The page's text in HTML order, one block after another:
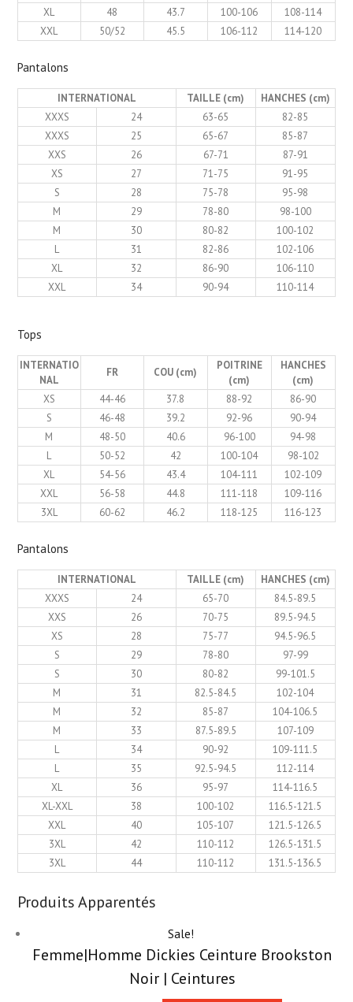
XL
48 43.7 100-106
108-114
XXL
50/52 45.5 106-112 114-120
Pantalons
INTERNATIONAL TAILLE (cm)
HANCHES (cm)
XXXS
24 63-65
82-85
XXXS
25 65-67
85-87
XXS
26 67-71
87-91
XS
27 71-75
91-95
S
28 75-78
95-98
M
29 78-80
98-100
M
30 80-82
100-102
L
31 82-86
102-106
XL
32 86-90
106-110
XXL
34 90-94 110-114
Tops
INTERNATIO
NAL
FR COU (cm)
POITRINE
(cm)
HANCHES
(cm)
XS
44-46 37.8 88-92
86-90
S
46-48 39.2 92-96
90-94
M
48-50 40.6 96-100
94-98
L
50-52 42 100-104
98-102
XL
54-56 43.4 104-111
102-109
XXL
56-58 44.8 111-118
109-116
3XL
60-62 46.2 118-125 116-123
Pantalons
INTERNATIONAL TAILLE (cm)
HANCHES (cm)
XXXS
24 65-70
84.5-89.5
XXS
26 70-75
89.5-94.5
XS
28 75-77
94.5-96.5
S
29 78-80
97-99
S
30 80-82
99-101.5
M
31 82.5-84.5
102-104
M
32 85-87
104-106.5
M
33 87.5-89.5
107-109
L
34 90-92
109-111.5
L
35 92.5-94.5
112-114
XL
36 95-97
114-116.5
XL-XXL
38 100-102
116.5-121.5
XXL
40 105-107
121.5-126.5
3XL
42 110-112
126.5-131.5
3XL
44 110-112 131.5-136.5
Produits Apparentés
Sale!
Femme|Homme Dickies Ceinture Brookston
Noir | Ceintures